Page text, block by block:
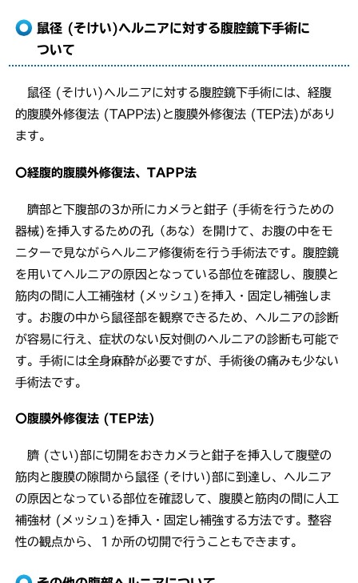
鼠径 (そけい)ヘルニアに対する腹腔鏡下手術に
ついて
鼠径 (そけい)ヘルニアに対する腹腔鏡下手術には、経腹
的腹膜外修復法 (TAPP法)と腹膜外修復法 (TEP法)があり
ます。
〇経腹的腹膜外修復法、TAPP法
臍部と下腹部の3か所にカメラと鉗子 (手術を行うための
器械)を挿入するための孔（あな）を開けて、お腹の中をモ
ニターで見ながらヘルニア修復術を行う手術法です。腹腔鏡
を用いてヘルニアの原因となっている部位を確認し、腹膜と
筋肉の間に人工補強材 (メッシュ)を挿入・固定し補強しま
す。お腹の中から鼠径部を観察できるため、ヘルニアの診断
が容易に行え、症状のない反対側のヘルニアの診断も可能で
す。手術には全身麻酔が必要ですが、手術後の痛みも少ない
手術法です。
〇腹膜外修復法 (TEP法)
臍 (さい)部に切開をおきカメラと鉗子を挿入して腹壁の
筋肉と腹膜の隙間から鼠径 (そけい)部に到達し、ヘルニア
の原因となっている部位を確認して、腹膜と筋肉の間に人工
補強材 (メッシュ)を挿入・固定し補強する方法です。整容
性の観点から、１か所の切開で行うこともできます。